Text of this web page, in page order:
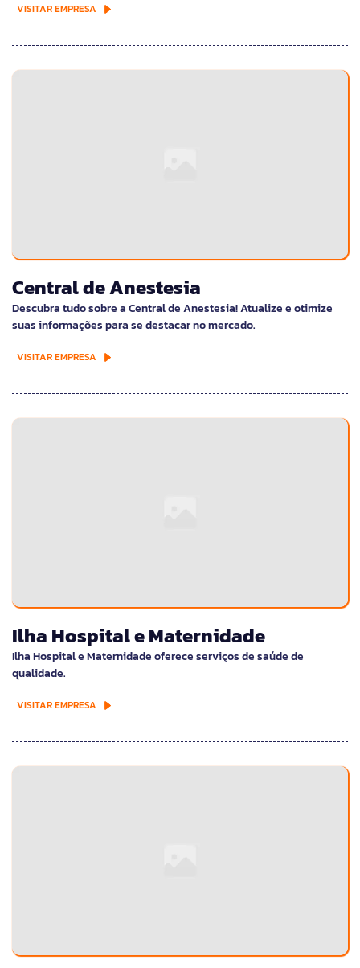
VISITAR EMPRESA
Central de Anestesia
Descubra tudo sobre a Central de Anestesia! Atualize e otimize
suas informações para se destacar no mercado.
VISITAR EMPRESA
Ilha Hospital e Maternidade
Ilha Hospital e Maternidade oferece serviços de saúde de
qualidade.
VISITAR EMPRESA